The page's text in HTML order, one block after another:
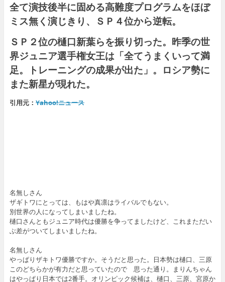
全て演技後半に固める高難度プログラムをほぼ
ミス無く演じきり、ＳＰ４位から逆転。
ＳＰ２位の樋口新葉らを振り切った。昨季の世
界ジュニア選手権女王は「全てうまくいって満
足。トレーニングの成果が出た」。ロシア勢に
また新星が現れた。
引用元： Yahoo!ニュース
名無しさん
ザギトワにとっては、もはや真凛はライバルでもない。
別世界の人になってしまいましたね。
樋口さんともジュニア時代は優勝を争ってましたけど、これまただい
ぶ差がついてしまいましたね。
名無しさん
やっぱりザキトワ優勝ですか。そうだと思った。日本勢は樋口、三原
このどちらかが有力だと思っていたので 思った通り。まりんちゃん
はやっぱり日本では2番手。オリンピック候補は、樋口、三原、宮原か